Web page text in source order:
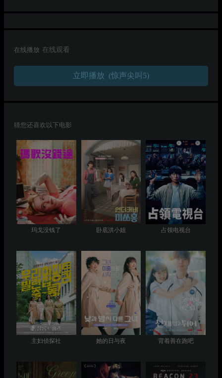
在线播放 在线观看
立即播放 (惊声尖叫5)
猜您还喜欢以下电影
玛戈没钱了 卧底洪小姐 占领电视台
主妇侦探社 她的日与夜 背着善在跑吧